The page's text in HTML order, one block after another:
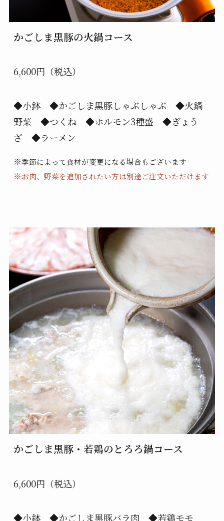
かごしま黒豚の火鍋コース
6,600円（税込）
◆小鉢 ◆かごしま黒豚しゃぶしゃぶ ◆火鍋
野菜 ◆つくね ◆ホルモン3種盛 ◆ぎょう
ざ ◆ラーメン
※季節によって食材が変更になる場合もございます
※お肉、野菜を追加されたい方は別途ご注文いただけます
かごしま黒豚・若鶏のとろろ鍋コース
6,600円（税込）
◆小鉢 ◆かごしま黒豚バラ肉 ◆若鶏モモ